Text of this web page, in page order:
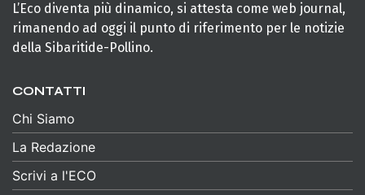
L’Eco diventa più dinamico, si attesta come web journal,
rimanendo ad oggi il punto di riferimento per le notizie
della Sibaritide-Pollino.
CONTATTI
Chi Siamo
La Redazione
Scrivi a l'ECO